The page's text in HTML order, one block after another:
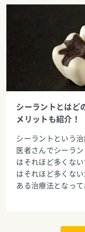
シーラントとはど
メリットも紹介！
シーラントという
医者さんでシーラ
はそれほど多くな
はそれほど多くな
ある治療法となっ